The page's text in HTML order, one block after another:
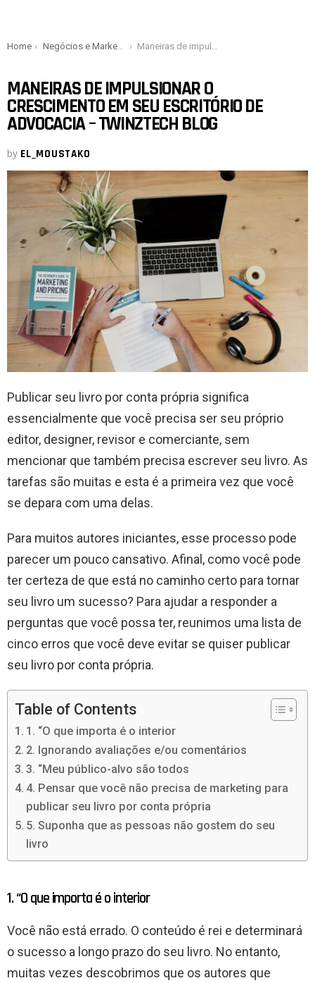
You are here:
Home Negócios e Marketing Maneiras de impulsionar o crescimento em seu escritório de advocacia – TwinzTech Blog
MANEIRAS DE IMPULSIONAR O
CRESCIMENTO EM SEU ESCRITÓRIO DE
ADVOCACIA – TWINZTECH BLOG
by EL_MOUSTAKO
Publicar seu livro por conta própria significa
essencialmente que você precisa ser seu próprio
editor, designer, revisor e comerciante, sem
mencionar que também precisa escrever seu livro. As
tarefas são muitas e esta é a primeira vez que você
se depara com uma delas.
Para muitos autores iniciantes, esse processo pode
parecer um pouco cansativo. Afinal, como você pode
ter certeza de que está no caminho certo para tornar
seu livro um sucesso? Para ajudar a responder a
perguntas que você possa ter, reunimos uma lista de
cinco erros que você deve evitar se quiser publicar
seu livro por conta própria.
Table of Contents
1. “O que importa é o interior
2. Ignorando avaliações e/ou comentários
3. “Meu público-alvo são todos
4. Pensar que você não precisa de marketing para
publicar seu livro por conta própria
5. Suponha que as pessoas não gostem do seu
livro
1. “O que importa é o interior
Você não está errado. O conteúdo é rei e determinará
o sucesso a longo prazo do seu livro. No entanto,
muitas vezes descobrimos que os autores que